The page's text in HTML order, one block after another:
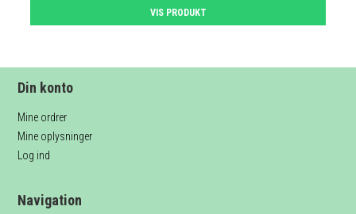
VIS PRODUKT
Din konto
Mine ordrer
Mine oplysninger
Log ind
Navigation